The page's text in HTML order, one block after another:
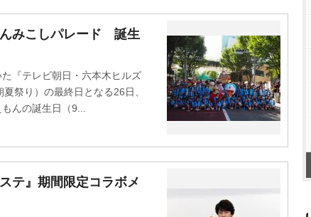
みこしパレード 誕生
『テレビ朝日・六本木ヒルズ
祭り）の最終日となる26日、
んの誕生日（9...
テ』期間限定コラボメ